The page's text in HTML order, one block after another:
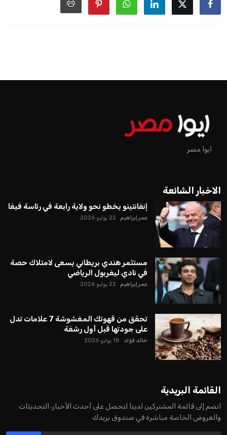
ايوا مصر
الاخبار الشائعة
إنفانتينو يخطو نحو ولاية رابعة في رئاسة فيفا
عمر إبراهيم 22 يوليو 2026
مستثمر هندي بريطاني يسعى لامتلاك حصة
في نادي ليفربول الرياضي
عمر إبراهيم 22 يوليو 2026
تحقق من قهوتك المغشوشة 7 علامات تدل
على جودتها قبل أول رشفة
خالد فؤاد 18 يوليو 2026
القائمة البريدية
انضم إلى قائمة المشتركين لدينا لتحصل على أحدث الأخبار، التحديثات
والعروض الخاصة مباشرة في صندوق بريدك